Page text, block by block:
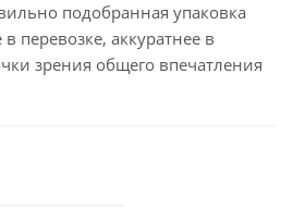
подобранная упаковка
перевозке, аккуратнее в
зрения общего впечатления